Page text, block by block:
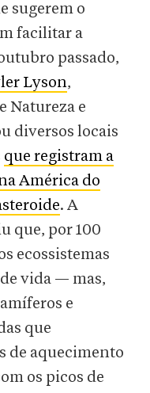
sugerem o
facilitar a
passado,
Lyson,
Natureza e
diversos locais
que registram a
América do
. A
que, por 100
ecossistemas
vida — mas,
e
que
de aquecimento
os picos de